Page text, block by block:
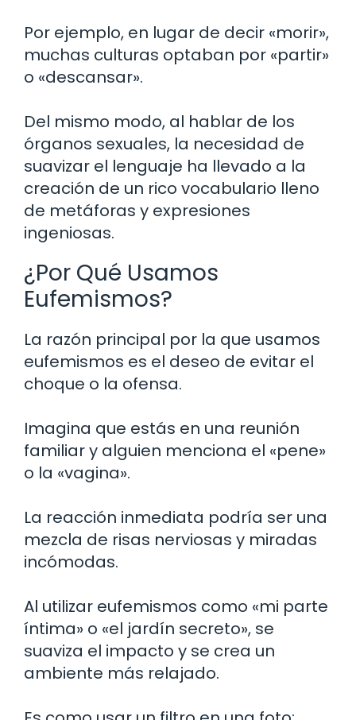
Por ejemplo, en lugar de decir «morir»,
muchas culturas optaban por «partir»
o «descansar».
Del mismo modo, al hablar de los
órganos sexuales, la necesidad de
suavizar el lenguaje ha llevado a la
creación de un rico vocabulario lleno
de metáforas y expresiones
ingeniosas.
¿Por Qué Usamos
Eufemismos?
La razón principal por la que usamos
eufemismos es el deseo de evitar el
choque o la ofensa.
Imagina que estás en una reunión
familiar y alguien menciona el «pene»
o la «vagina».
La reacción inmediata podría ser una
mezcla de risas nerviosas y miradas
incómodas.
Al utilizar eufemismos como «mi parte
íntima» o «el jardín secreto», se
suaviza el impacto y se crea un
ambiente más relajado.